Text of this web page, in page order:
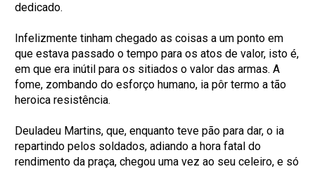
dedicado.
Infelizmente tinham chegado as coisas a um ponto em
que estava passado o tempo para os atos de valor, isto é,
em que era inútil para os sitiados o valor das armas. A
fome, zombando do esforço humano, ia pôr termo a tão
heroica resistência.
Deuladeu Martins, que, enquanto teve pão para dar, o ia
repartindo pelos soldados, adiando a hora fatal do
rendimento da praça, chegou uma vez ao seu celeiro, e só